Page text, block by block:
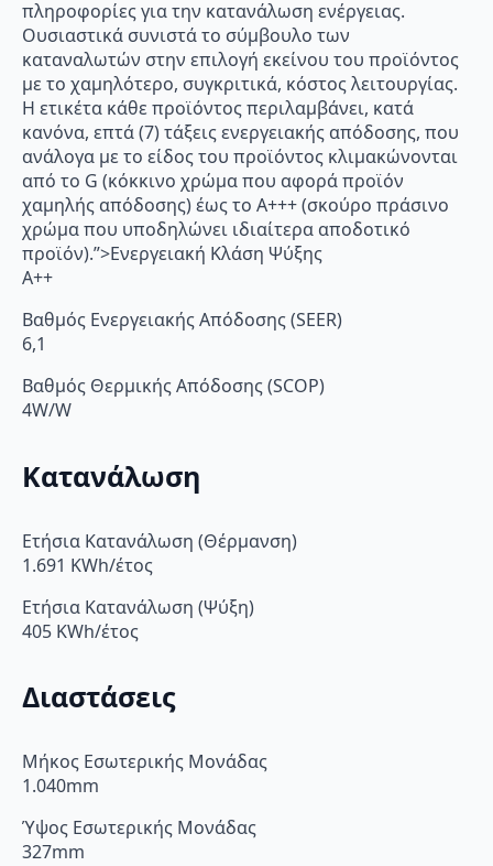
πληροφορίες για την κατανάλωση ενέργειας.
Ουσιαστικά συνιστά το σύμβουλο των
καταναλωτών στην επιλογή εκείνου του προϊόντος
με το χαμηλότερο, συγκριτικά, κόστος λειτουργίας.
Η ετικέτα κάθε προϊόντος περιλαμβάνει, κατά
κανόνα, επτά (7) τάξεις ενεργειακής απόδοσης, που
ανάλογα με το είδος του προϊόντος κλιμακώνονται
από το G (κόκκινο χρώμα που αφορά προϊόν
χαμηλής απόδοσης) έως το Α+++ (σκούρο πράσινο
χρώμα που υποδηλώνει ιδιαίτερα αποδοτικό
προϊόν).”>Ενεργειακή Κλάση Ψύξης
A++
Βαθμός Ενεργειακής Απόδοσης (SEER)
6,1
Βαθμός Θερμικής Απόδοσης (SCOP)
4W/W
Κατανάλωση
Ετήσια Κατανάλωση (Θέρμανση)
1.691 KWh/έτος
Ετήσια Κατανάλωση (Ψύξη)
405 KWh/έτος
Διαστάσεις
Μήκος Εσωτερικής Μονάδας
1.040mm
Ύψος Εσωτερικής Μονάδας
327mm